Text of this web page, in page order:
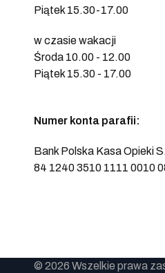
Piątek 15.30-17.00
w czasie wakacji
Środa 10.00 - 12.00
Piątek 15.30 - 17.00
Numer konta parafii:
Bank Polska Kasa Opieki
84 1240 3510 1111 0010
© 2026 Wszelkie prawa